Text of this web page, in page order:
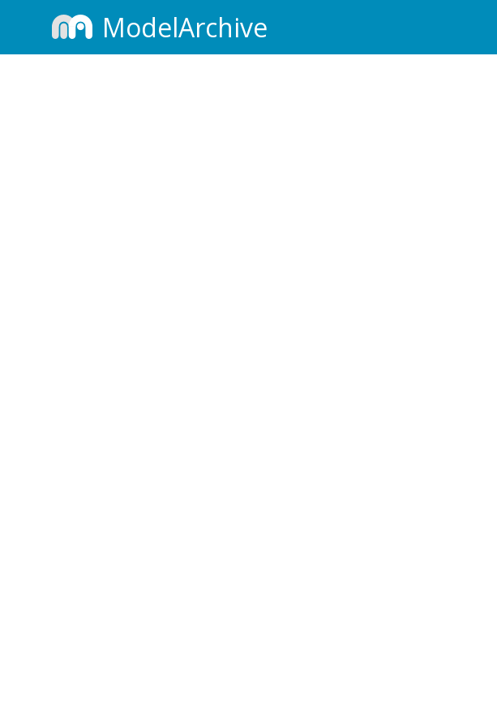
ModelArchive